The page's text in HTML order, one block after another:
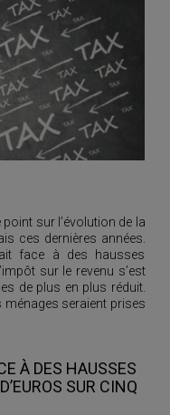
point sur l’évolution de la
ces dernières années.
face à des hausses
sur le revenu s’est
de plus en plus réduit.
ménages seraient prises
À DES HAUSSES
SUR CINQ